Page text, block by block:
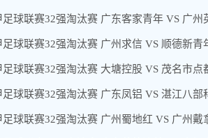
球联赛32强淘汰赛 广东客家青年 VS 广州
球联赛32强淘汰赛 广州求信 VS 顺德新青
球联赛32强淘汰赛 大塘控股 VS 茂名市点
球联赛32强淘汰赛 广东凤铝 VS 湛江八部
球联赛32强淘汰赛 广州蜀地红 VS 广州戴